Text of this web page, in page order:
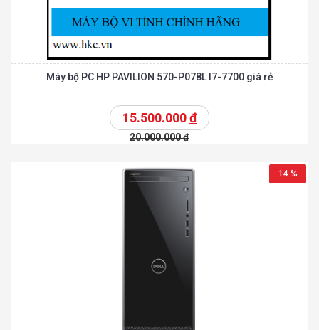
Máy bộ PC HP PAVILION 570-P078L I7-7700 giá rẻ
15.500.000đ
20.000.000đ
14 %